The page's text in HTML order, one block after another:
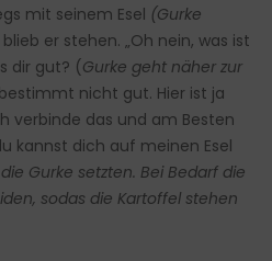
mit seinem Esel (Gurke
er stehen. „Oh nein, was ist
dir gut? (Gurke geht näher zur
nicht gut. Hier ist ja
verbinde das und am Besten
kannst dich auf meinen Esel
Gurke setzten. Bei Bedarf die
sodas die Kartoffel stehen